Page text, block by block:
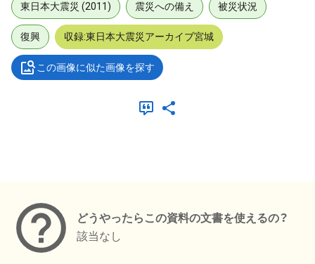
東日本大震災 (2011) 震災への備え 被災状況
復興 収録:東日本大震災アーカイブ宮城
この画像に似た画像を探す
どうやったらこの資料の文書を使えるの？
該当なし